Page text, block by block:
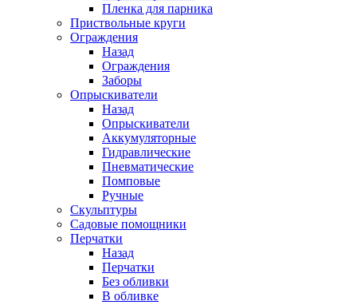
Пленка для парника
Приствольные круги
Ограждения
Назад
Ограждения
Заборы
Опрыскиватели
Назад
Опрыскиватели
Аккумуляторные
Гидравлические
Пневматические
Помповые
Ручные
Скульптуры
Садовые помощники
Перчатки
Назад
Перчатки
Без обливки
В обливке